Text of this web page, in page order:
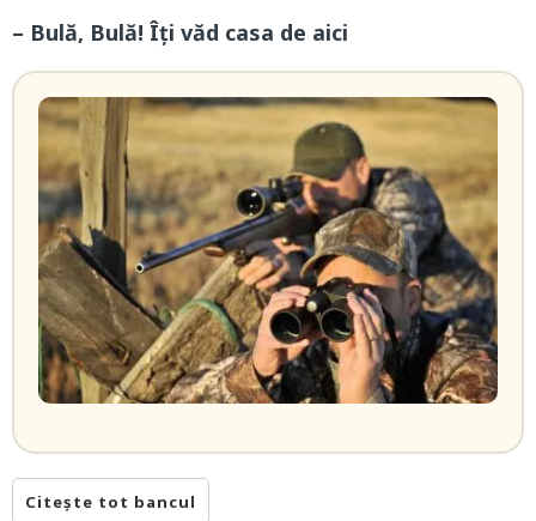
– Bulă, Bulă! Îți văd casa de aici
Citește tot bancul